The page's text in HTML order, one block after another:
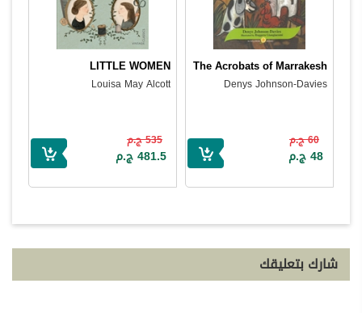
The Acrobats of Marrakesh
Denys Johnson-Davies
60 ج.م
48 ج.م
LITTLE WOMEN
Louisa May Alcott
535 ج.م
481.5 ج.م
شارك بتعليقك